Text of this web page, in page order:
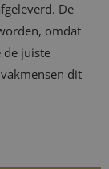
De
omdat
de juiste
dit